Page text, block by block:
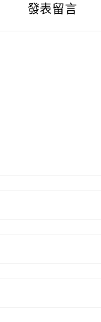
發表留言